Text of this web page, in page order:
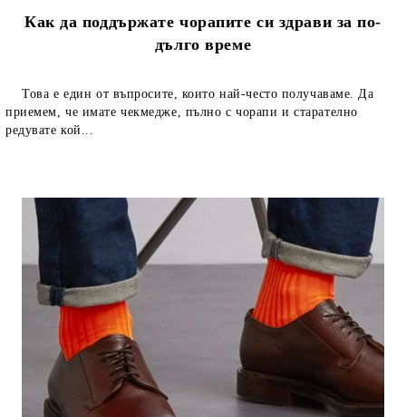
Как да поддържате чорапите си здрави за по-
дълго време
Това е един от въпросите, които най-често получаваме. Да
приемем, че имате чекмедже, пълно с чорапи и старателно
редувате кой...